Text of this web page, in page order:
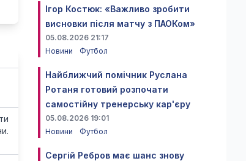
Ігор Костюк: «Важливо зробити
висновки після матчу з ПАОКом»
05.08.2026 21:17
Новини
Футбол
Найближчий помічник Руслана
Ротаня готовий розпочати
самостійну тренерську кар'єру
05.08.2026 19:01
Новини
Футбол
Сергій Ребров має шанс знову